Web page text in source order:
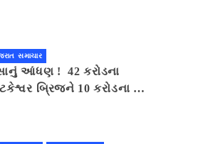
સમાચાર
આંધણ ! 42 કરોડના
બ્રિજને 10 કરોડના ખર્ચે